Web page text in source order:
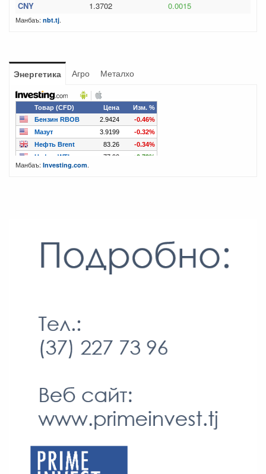
CNY 1.3702 0.0015
Манбаъ: nbt.tj.
Энергетика Агро Металхо
Манбаъ: Investing.com.